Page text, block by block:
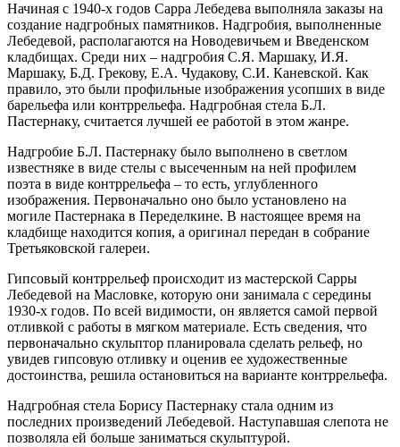
Начиная с 1940-х годов Сарра Лебедева выполняла заказы на
создание надгробных памятников. Надгробия, выполненные
Лебедевой, располагаются на Новодевичьем и Введенском
кладбищах. Среди них – надгробия С.Я. Маршаку, И.Я.
Маршаку, Б.Д. Грекову, Е.А. Чудакову, С.И. Каневской. Как
правило, это были профильные изображения усопших в виде
барельефа или контррельефа. Надгробная стела Б.Л.
Пастернаку, считается лучшей ее работой в этом жанре.
Надгробие Б.Л. Пастернаку было выполнено в светлом
известняке в виде стелы с высеченным на ней профилем
поэта в виде контррельефа – то есть, углубленного
изображения. Первоначально оно было установлено на
могиле Пастернака в Переделкине. В настоящее время на
кладбище находится копия, а оригинал передан в собрание
Третьяковской галереи.
Гипсовый контррельеф происходит из мастерской Сарры
Лебедевой на Масловке, которую они занимала с середины
1930-х годов. По всей видимости, он является самой первой
отливкой с работы в мягком материале. Есть сведения, что
первоначально скульптор планировала сделать рельеф, но
увидев гипсовую отливку и оценив ее художественные
достоинства, решила остановиться на варианте контррельефа.
Надгробная стела Борису Пастернаку стала одним из
последних произведений Лебедевой. Наступавшая слепота не
позволяла ей больше заниматься скульптурой.